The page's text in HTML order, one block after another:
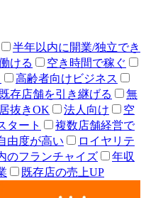
半年以内に開業/独立でき
ける
空き時間で稼ぐ
高齢者向けビジネス
既存店舗を引き継げる
無
居抜きOK 法人向け
空
タート
複数店舗経営で
由度が高い
ロイヤリテ
のフランチャイズ
年収
既存店の売上UP